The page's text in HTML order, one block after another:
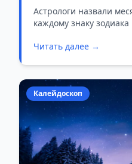
каждого знака
Астрологи назвали
каждому знаку зодиака
Читать далее →
Калейдоскоп